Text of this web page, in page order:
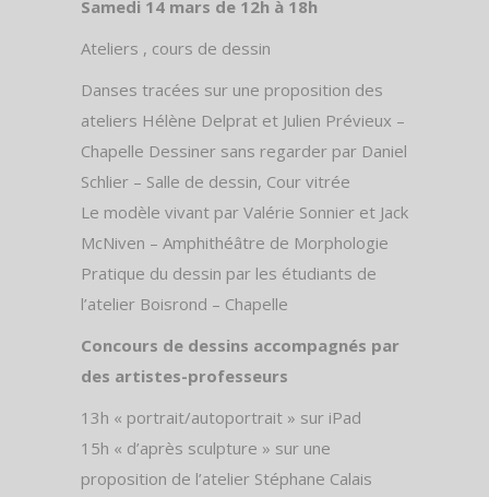
Samedi 14 mars de 12h à 18h
Ateliers , cours de dessin
Danses tracées sur une proposition des
ateliers Hélène Delprat et Julien Prévieux –
Chapelle Dessiner sans regarder par Daniel
Schlier – Salle de dessin, Cour vitrée
Le modèle vivant par Valérie Sonnier et Jack
McNiven – Amphithéâtre de Morphologie
Pratique du dessin par les étudiants de
l’atelier Boisrond – Chapelle
Concours de dessins accompagnés par
des artistes-professeurs
13h « portrait/autoportrait » sur iPad
15h « d’après sculpture » sur une
proposition de l’atelier Stéphane Calais